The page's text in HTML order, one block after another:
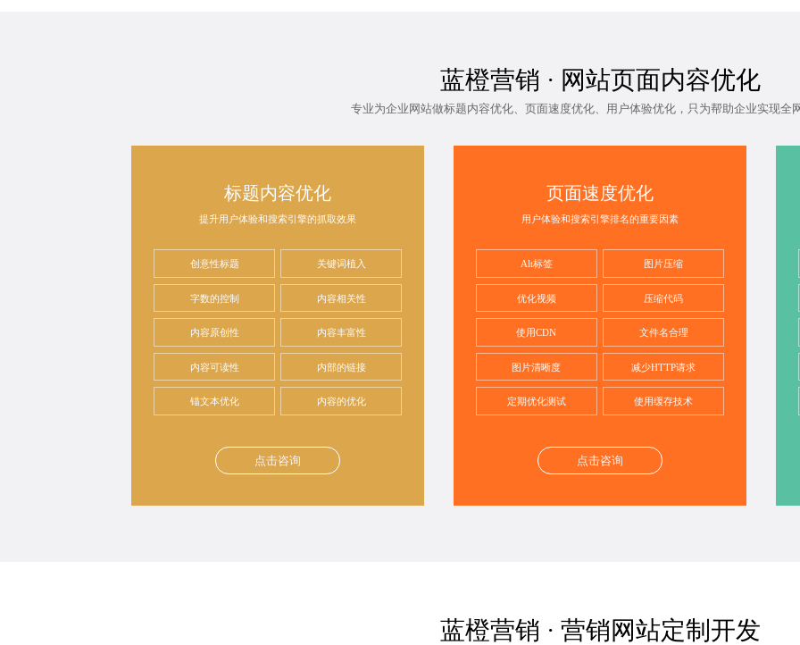
蓝橙营销 · 网站页面内容优化
专业为企业网站做标题内容优化、页面速度优化、用户体验优化，只为帮助企业实现全
标题内容优化
提升用户体验和搜索引擎的抓取效果
创意性标题 关键词植入
字数的控制 内容相关性
内容原创性 内容丰富性
内容可读性 内部的链接
锚文本优化 内容的优化
点击咨询
页面速度优化
用户体验和搜索引擎排名的重要因素
Alt标签 图片压缩
优化视频 压缩代码
使用CDN 文件名合理
图片清晰度 减少HTTP请求
定期优化测试 使用缓存技术
点击咨询
蓝橙营销 · 营销网站定制开发